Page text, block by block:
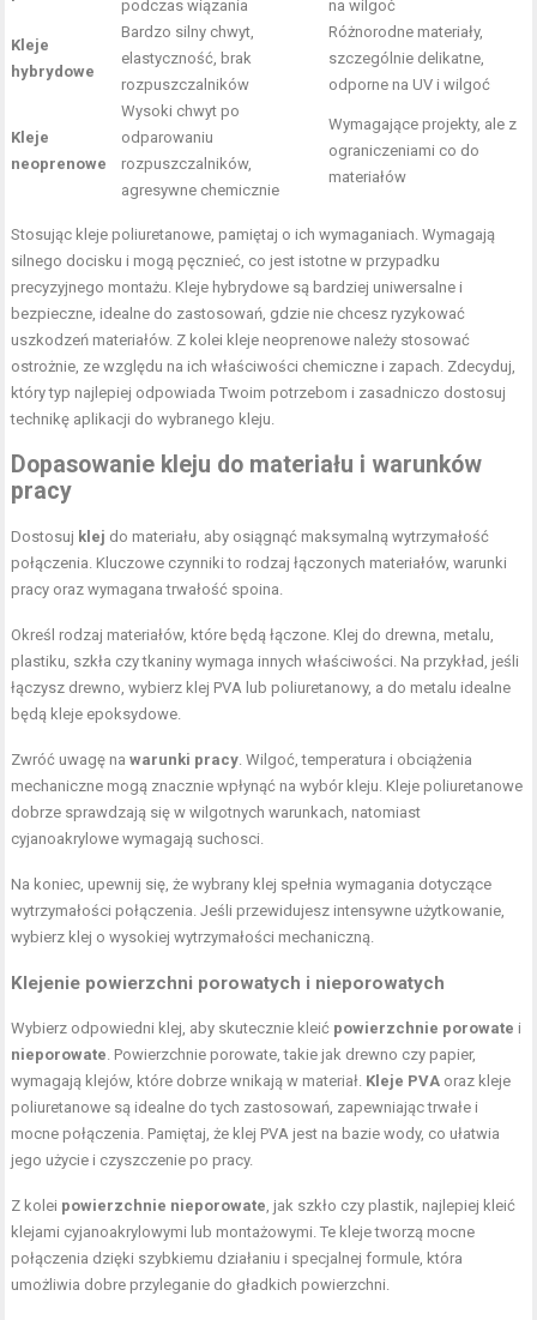
podczas wiązania na wilgoć
Kleje
hybrydowe
Bardzo silny chwyt,
elastyczność, brak
rozpuszczalników
Różnorodne materiały,
szczególnie delikatne,
odporne na UV i wilgoć
Kleje
neoprenowe
Wysoki chwyt po
odparowaniu
rozpuszczalników,
agresywne chemicznie
Wymagające projekty, ale z
ograniczeniami co do
materiałów
Stosując kleje poliuretanowe, pamiętaj o ich wymaganiach. Wymagają
silnego docisku i mogą pęcznieć, co jest istotne w przypadku
precyzyjnego montażu. Kleje hybrydowe są bardziej uniwersalne i
bezpieczne, idealne do zastosowań, gdzie nie chcesz ryzykować
uszkodzeń materiałów. Z kolei kleje neoprenowe należy stosować
ostrożnie, ze względu na ich właściwości chemiczne i zapach. Zdecyduj,
który typ najlepiej odpowiada Twoim potrzebom i zasadniczo dostosuj
technikę aplikacji do wybranego kleju.
Dopasowanie kleju do materiału i warunków
pracy
Dostosuj klej do materiału, aby osiągnąć maksymalną wytrzymałość
połączenia. Kluczowe czynniki to rodzaj łączonych materiałów, warunki
pracy oraz wymagana trwałość spoina.
Określ rodzaj materiałów, które będą łączone. Klej do drewna, metalu,
plastiku, szkła czy tkaniny wymaga innych właściwości. Na przykład, jeśli
łączysz drewno, wybierz klej PVA lub poliuretanowy, a do metalu idealne
będą kleje epoksydowe.
Zwróć uwagę nawarunki pracy . Wilgoć, temperatura i obciążenia
mechaniczne mogą znacznie wpłynąć na wybór kleju. Kleje poliuretanowe
dobrze sprawdzają się w wilgotnych warunkach, natomiast
cyjanoakrylowe wymagają suchosci.
Na koniec, upewnij się, że wybrany klej spełnia wymagania dotyczące
wytrzymałości połączenia. Jeśli przewidujesz intensywne użytkowanie,
wybierz klej o wysokiej wytrzymałości mechaniczną.
Klejenie powierzchni porowatych i nieporowatych
Wybierz odpowiedni klej, aby skutecznie kleić powierzchnie porowate i
nieporowate . Powierzchnie porowate, takie jak drewno czy papier,
wymagają klejów, które dobrze wnikają w materiał. Kleje PVA oraz kleje
poliuretanowe są idealne do tych zastosowań, zapewniając trwałe i
mocne połączenia. Pamiętaj, że klej PVA jest na bazie wody, co ułatwia
jego użycie i czyszczenie po pracy.
Z kolei powierzchnie nieporowate , jak szkło czy plastik, najlepiej kleić
klejami cyjanoakrylowymi lub montażowymi. Te kleje tworzą mocne
połączenia dzięki szybkiemu działaniu i specjalnej formule, która
umożliwia dobre przyleganie do gładkich powierzchni.